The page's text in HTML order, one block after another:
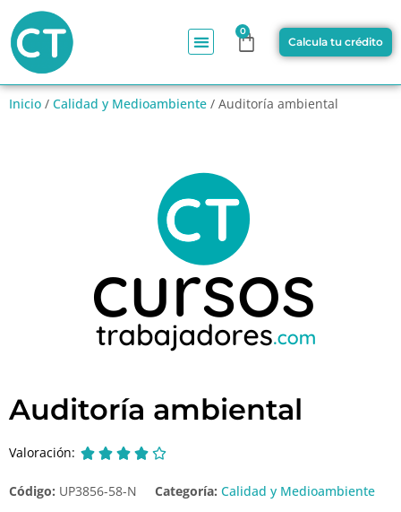
0
Calcula tu crédito
Inicio / Calidad y Medioambiente / Auditoría ambiental
Auditoría ambiental
Valoración:     
Código: UP3856-58-N Categoría: Calidad y Medioambiente